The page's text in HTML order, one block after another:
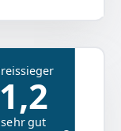
max.
max. 7.000
Die maximale
ist die Pumpe
und einer
1,2
sehr gut